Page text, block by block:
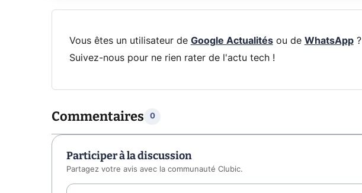
Vous êtes un utilisateur de Google Actualitésou de WhatsApp?
Suivez-nous pour ne rien rater de l'actu tech !
Commentaires 0
Participer à la discussion
Partagez votre avis avec la communauté Clubic.